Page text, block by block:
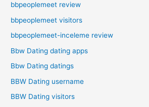
bbpeoplemeet review
bbpeoplemeet visitors
bbpeoplemeet-inceleme review
Bbw Dating dating apps
Bbw Dating datings
BBW Dating username
BBW Dating visitors